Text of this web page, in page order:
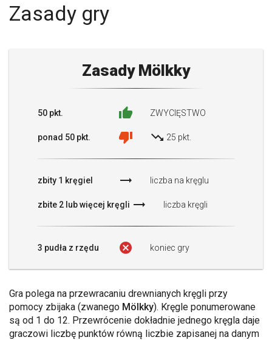
Zasady gry
Zasady Mölkky
50 pkt. thumb_up ZWYCIĘSTWO
ponad 50 pkt. thumb_down trending_down 25 pkt.
zbity 1 kręgiel trending_flat liczba na kręglu
zbite 2 lub więcej kręgli trending_flat liczba kręgli
3 pudła z rzędu cancel koniec gry
Gra polega na przewracaniu drewnianych kręgli przy
pomocy zbijaka (zwanego Mölkky). Kręgle ponumerowane
są od 1 do 12. Przewrócenie dokładnie jednego kręgla daje
graczowi liczbę punktów równą liczbie zapisanej na danym